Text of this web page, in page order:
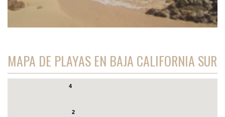
MAPA DE PLAYAS EN BAJA CALIFORNIA SUR
4
2